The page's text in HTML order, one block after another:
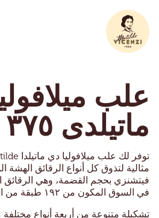
علب
ماتيلدى ٣٧٥ جم￼
مثالية لتذوق كل أنواع الرقائق الهشة
فيتشنزي بحجم القضمة، وهي الرقائق
في السوق المكون من ١٩٢ طبقة من المعجنات.
تشكيلة متنوعة من أربعة أنواع مختلفة